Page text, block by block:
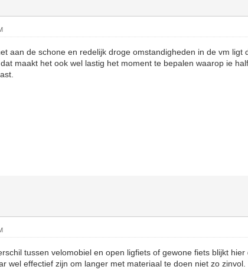
aan de schone en redelijk droge omstandigheden in de vm ligt
maakt het ook wel lastig het moment te bepalen waarop ie
tussen velomobiel en open ligfiets of gewone fiets blijkt
wel effectief zijn om langer met materiaal te doen niet zo zinvol.